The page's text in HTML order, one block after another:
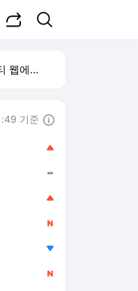
보기
기준